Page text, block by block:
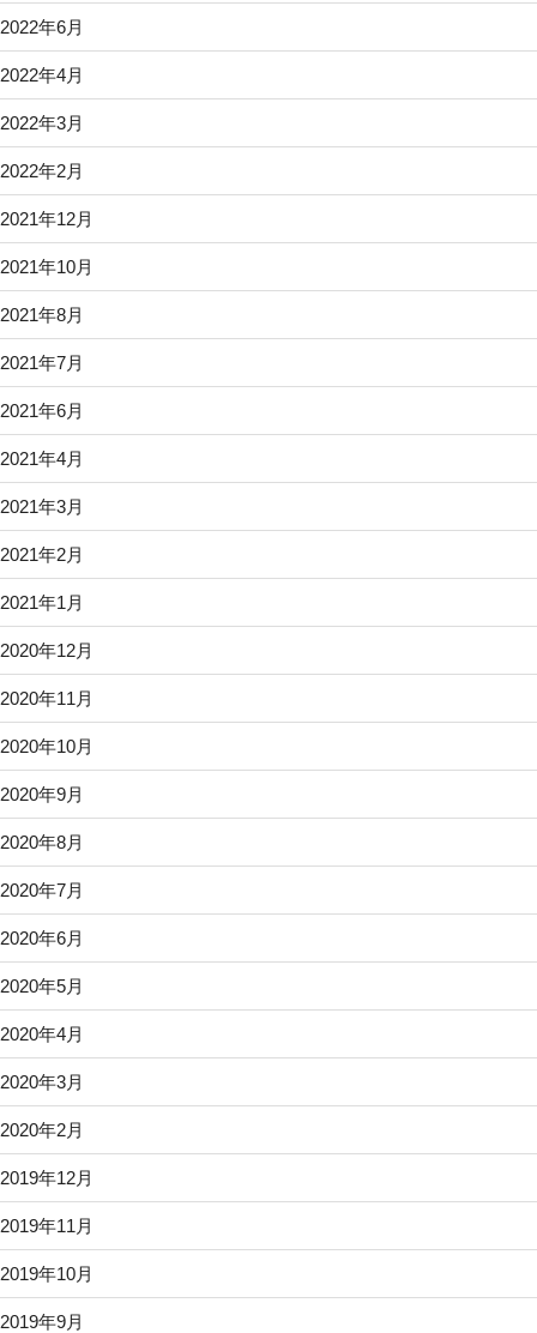
2022年6月
2022年4月
2022年3月
2022年2月
2021年12月
2021年10月
2021年8月
2021年7月
2021年6月
2021年4月
2021年3月
2021年2月
2021年1月
2020年12月
2020年11月
2020年10月
2020年9月
2020年8月
2020年7月
2020年6月
2020年5月
2020年4月
2020年3月
2020年2月
2019年12月
2019年11月
2019年10月
2019年9月